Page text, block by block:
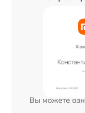
Вы можете